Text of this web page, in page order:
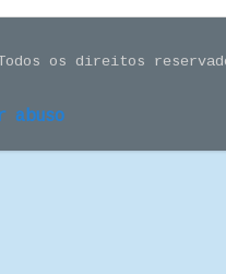
os direitos
abuso